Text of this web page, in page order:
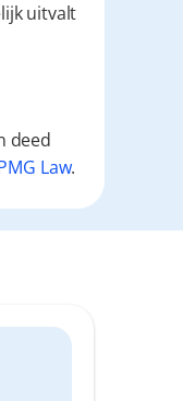
uitvalt
deed
Law.